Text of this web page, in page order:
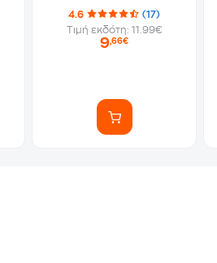
4.6
(17)
Τιμή εκδότη: 11.99€
9,66€